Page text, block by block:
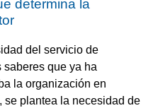
determina la
del servicio de
que ya ha
la organización en
se plantea la necesidad de